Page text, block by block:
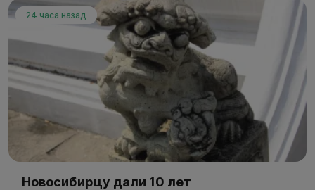
24 часа назад
Новосибирцу дали 10 лет